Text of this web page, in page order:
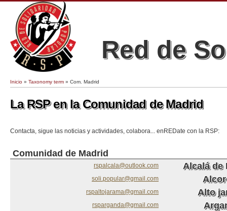
Red de
Se encuentra usted aquí
Inicio » Taxonomy term » Com. Madrid
La RSP en la Comunidad de Madrid
Contacta, sigue las noticias y actividades, colabora... enREDate con la RSP:
Comunidad de Madrid
rspalcala@outlook.com Alcalá de
soli.popular@gmail.com
rspaltojarama@gmail.com Alto
rsparganda@gmail.com